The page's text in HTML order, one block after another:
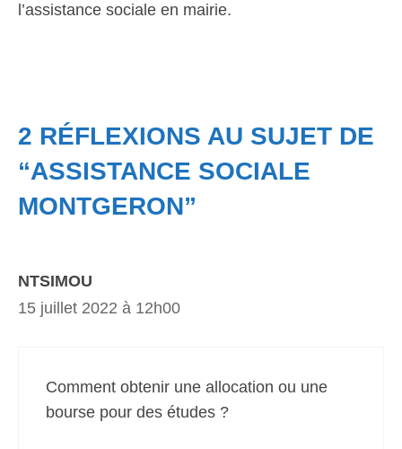
l’assistance sociale en mairie.
2 RÉFLEXIONS AU SUJET DE
“ASSISTANCE SOCIALE
MONTGERON”
NTSIMOU
15 juillet 2022 à 12h00
Comment obtenir une allocation ou une
bourse pour des études ?